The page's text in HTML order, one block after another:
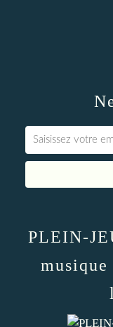
PLEIN-
musique